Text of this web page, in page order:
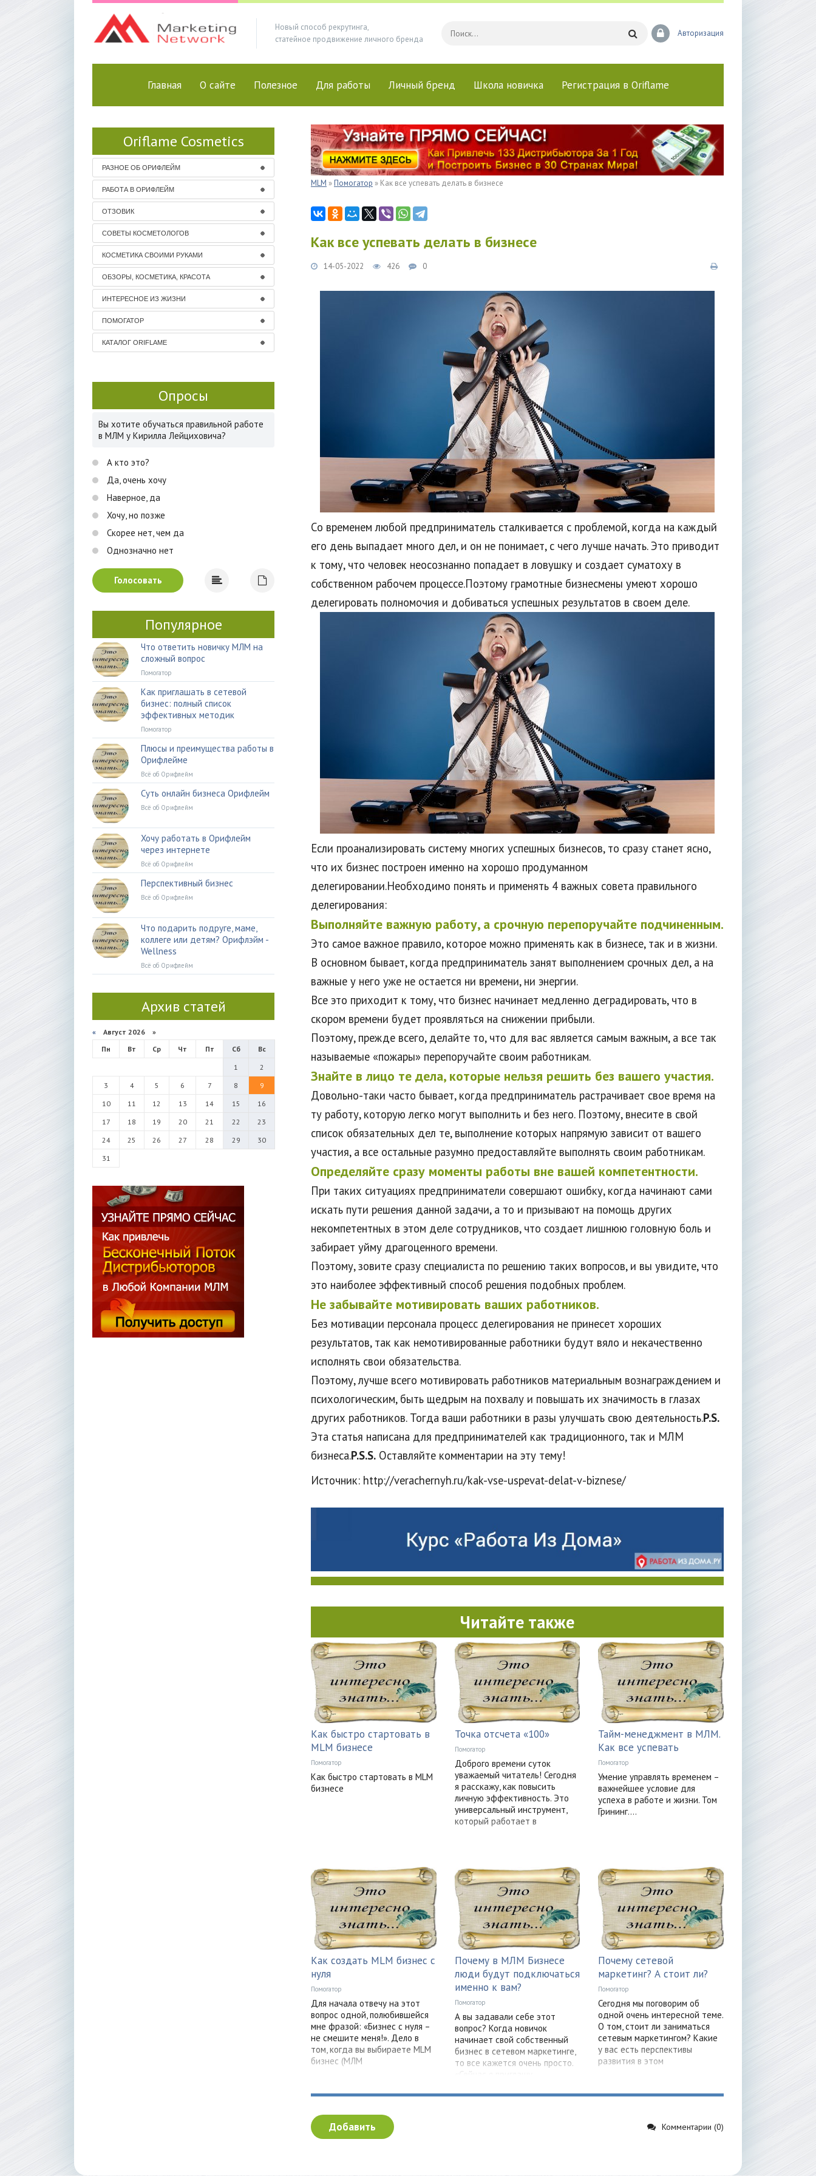
Новый способ рекрутинга,
статейное продвижение личного бренда
Авторизация
Главная О сайте Полезное Для работы Личный бренд Школа новичка Регистрация в Oriflame
Oriflame Cosmetics
РАЗНОЕ ОБ ОРИФЛЕЙМ
РАБОТА В ОРИФЛЕЙМ
ОТЗОВИК
СОВЕТЫ КОСМЕТОЛОГОВ
КОСМЕТИКА СВОИМИ РУКАМИ
ОБЗОРЫ, КОСМЕТИКА, КРАСОТА
ИНТЕРЕСНОЕ ИЗ ЖИЗНИ
ПОМОГАТОР
КАТАЛОГ ORIFLAME
Опросы
Вы хотите обучаться правильной работе
в МЛМ у Кирилла Лейциховича?
А кто это?
Да, очень хочу
Наверное, да
Хочу, но позже
Скорее нет, чем да
Однозначно нет
Голосовать
Популярное
Что ответить новичку МЛМ на
сложный вопрос
Помогатор
Как приглашать в сетевой
бизнес: полный список
эффективных методик
Помогатор
Плюсы и преимущества работы в
Орифлейме
Всё об Орифлейм
Суть онлайн бизнеса Орифлейм
Всё об Орифлейм
Хочу работать в Орифлейм
через интернете
Всё об Орифлейм
Перспективный бизнес
Всё об Орифлейм
Что подарить подруге, маме,
коллеге или детям? Орифлэйм -
Wellness
Всё об Орифлейм
Архив статей
« Август 2026 »
Пн
Вт Ср Чт Пт Сб
Вс
1
2
3
4 5 6 7 8
9
10
11 12 13 14 15
16
17
18 19 20 21 22
23
24
25 26 27 28 29
30
31
MLM »Помогатор » Как все успевать делать в бизнесе
Как все успевать делать в бизнесе
14-05-2022 426 0
Со временем любой предприниматель сталкивается с проблемой, когда на каждый
его день выпадает много дел, и он не понимает, с чего лучше начать. Это приводит
к тому, что человек неосознанно попадает в ловушку и создает суматоху в
собственном рабочем процессе.Поэтому грамотные бизнесмены умеют хорошо
делегировать полномочия и добиваться успешных результатов в своем деле.
Если проанализировать систему многих успешных бизнесов, то сразу станет ясно,
что их бизнес построен именно на хорошо продуманном
делегировании.Необходимо понять и применять 4 важных совета правильного
делегирования:
Выполняйте важную работу, а срочную перепоручайте подчиненным.
Это самое важное правило, которое можно применять как в бизнесе, так и в жизни.
В основном бывает, когда предприниматель занят выполнением срочных дел, а на
важные у него уже не остается ни времени, ни энергии.
Все это приходит к тому, что бизнес начинает медленно деградировать, что в
скором времени будет проявляться на снижении прибыли.
Поэтому, прежде всего, делайте то, что для вас является самым важным, а все так
называемые «пожары» перепоручайте своим работникам.
Знайте в лицо те дела, которые нельзя решить без вашего участия.
Довольно-таки часто бывает, когда предприниматель растрачивает свое время на
ту работу, которую легко могут выполнить и без него. Поэтому, внесите в свой
список обязательных дел те, выполнение которых напрямую зависит от вашего
участия, а все остальные разумно предоставляйте выполнять своим работникам.
Определяйте сразу моменты работы вне вашей компетентности.
При таких ситуациях предприниматели совершают ошибку, когда начинают сами
искать пути решения данной задачи, а то и призывают на помощь других
некомпетентных в этом деле сотрудников, что создает лишнюю головную боль и
забирает уйму драгоценного времени.
Поэтому, зовите сразу специалиста по решению таких вопросов, и вы увидите, что
это наиболее эффективный способ решения подобных проблем.
Не забывайте мотивировать ваших работников.
Без мотивации персонала процесс делегирования не принесет хороших
результатов, так как немотивированные работники будут вяло и некачественно
исполнять свои обязательства.
Поэтому, лучше всего мотивировать работников материальным вознаграждением и
психологическим, быть щедрым на похвалу и повышать их значимость в глазах
других работников. Тогда ваши работники в разы улучшать свою деятельность.P.S.
Эта статья написана для предпринимателей как традиционного, так и МЛМ
бизнеса.P.S.S. Оставляйте комментарии на эту тему!
Источник: http://verachernyh.ru/kak-vse-uspevat-delat-v-biznese/
Читайте также
Как быстро стартовать в
MLM бизнесе
Помогатор
Как быстро стартовать в MLM
бизнесе
Точка отсчета «100»
Помогатор
Доброго времени суток
уважаемый читатель! Сегодня
я расскажу, как повысить
личную эффективность. Это
универсальный инструмент,
который работает в
Тайм-менеджмент в МЛМ.
Как все успевать
Помогатор
Умение управлять временем –
важнейшее условие для
успеха в работе и жизни. Том
Грининг....
Как создать MLM бизнес с
нуля
Помогатор
Для начала отвечу на этот
вопрос одной, полюбившейся
мне фразой: «Бизнес с нуля –
не смешите меня!». Дело в
том, когда вы выбираете MLM
бизнес (МЛМ
Почему в МЛМ Бизнесе
люди будут подключаться
именно к вам?
Помогатор
А вы задавали себе этот
вопрос? Когда новичок
начинает свой собственный
бизнес в сетевом маркетинге,
то все кажется очень просто.
«Сейчас я приглашу
Почему сетевой
маркетинг? А стоит ли?
Помогатор
Сегодня мы поговорим об
одной очень интересной теме.
О том, стоит ли заниматься
сетевым маркетингом? Какие
у вас есть перспективы
развития в этом
Добавить Комментарии (0)